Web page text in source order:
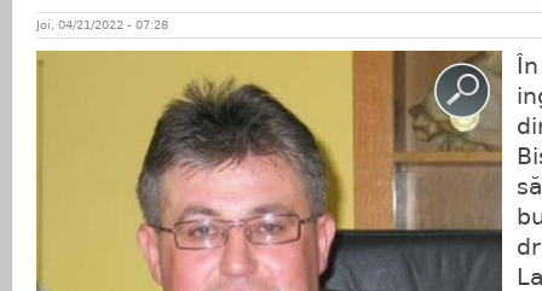
Joi, 04/21/2022 - 07:28